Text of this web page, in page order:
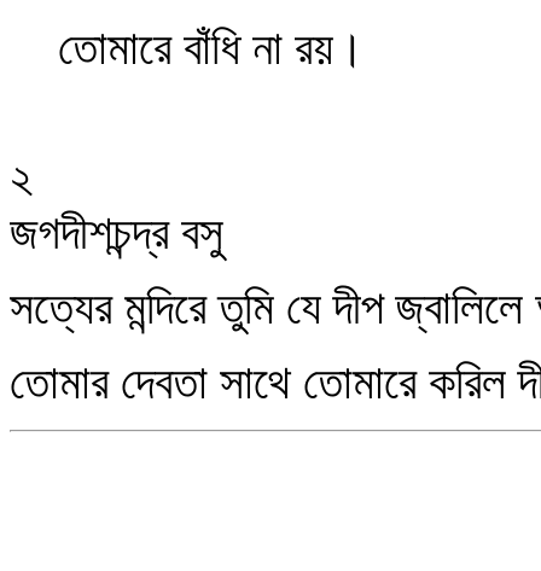
তোমারে বাঁধি না রয়।
২
জগদীশচন্দ্র বসু
সত্যের মন্দিরে তুমি যে দীপ জ্বালিলে
তোমার দেবতা সাথে তোমারে করিল